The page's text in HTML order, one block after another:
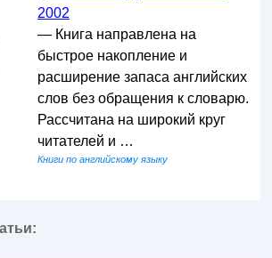
2002
— Книга направлена на
быстрое накопление и
расширение запаса английских
слов без обращения к словарю.
Рассчитана на широкий круг
читателей и …
Книги по английскому языку